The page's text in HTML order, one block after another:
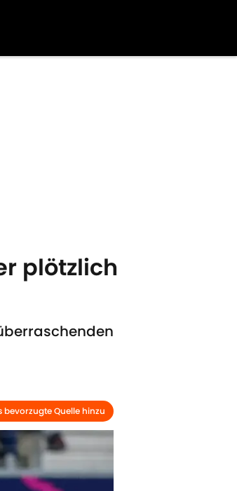
plötzlich
bevorzugte Quelle hinzu